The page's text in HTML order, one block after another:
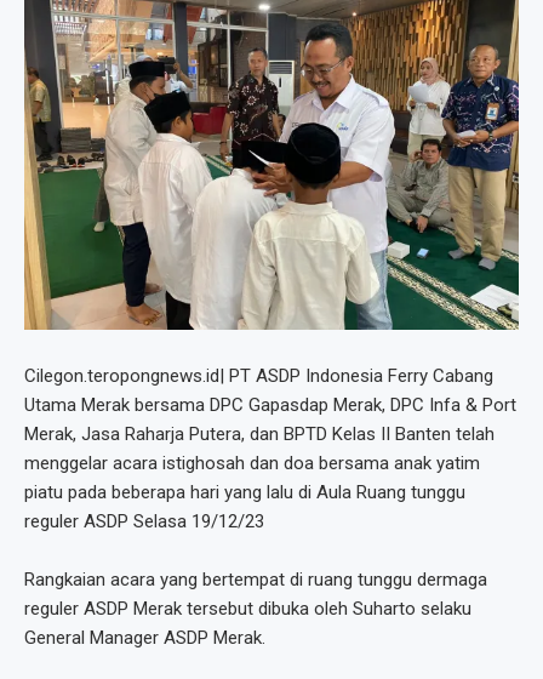
Cilegon.teropongnews.id| PT ASDP Indonesia Ferry Cabang
Utama Merak bersama DPC Gapasdap Merak, DPC Infa & Port
Merak, Jasa Raharja Putera, dan BPTD Kelas II Banten telah
menggelar acara istighosah dan doa bersama anak yatim
piatu pada beberapa hari yang lalu di Aula Ruang tunggu
reguler ASDP Selasa 19/12/23
Rangkaian acara yang bertempat di ruang tunggu dermaga
reguler ASDP Merak tersebut dibuka oleh Suharto selaku
General Manager ASDP Merak.